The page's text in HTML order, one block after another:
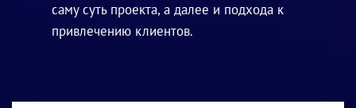
саму суть проекта, а далее и подхода к
привлечению клиентов.